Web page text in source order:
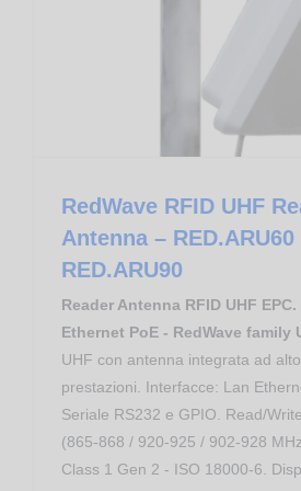
RedWave RFID UHF
Antenna – RED.ARU60
RED.ARU90
Reader Antenna RFID UHF
Ethernet PoE - RedWave family
UHF con antenna integrata ad
prestazioni. Interfacce: Lan
Seriale RS232 e GPIO. Read/
(865-868 / 920-925 / 902-928
Class 1 Gen 2 - ISO 18000-6.